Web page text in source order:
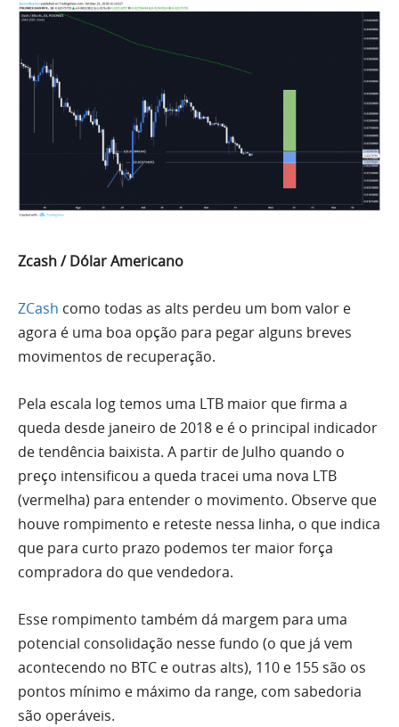
Zcash / Dólar Americano
ZCash como todas as alts perdeu um bom valor e
agora é uma boa opção para pegar alguns breves
movimentos de recuperação.
Pela escala log temos uma LTB maior que firma a
queda desde janeiro de 2018 e é o principal indicador
de tendência baixista. A partir de Julho quando o
preço intensificou a queda tracei uma nova LTB
(vermelha) para entender o movimento. Observe que
houve rompimento e reteste nessa linha, o que indica
que para curto prazo podemos ter maior força
compradora do que vendedora.
Esse rompimento também dá margem para uma
potencial consolidação nesse fundo (o que já vem
acontecendo no BTC e outras alts), 110 e 155 são os
pontos mínimo e máximo da range, com sabedoria
são operáveis.